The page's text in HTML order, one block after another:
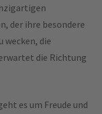
der ihre besondere
die
die Richtung
es um Freude und